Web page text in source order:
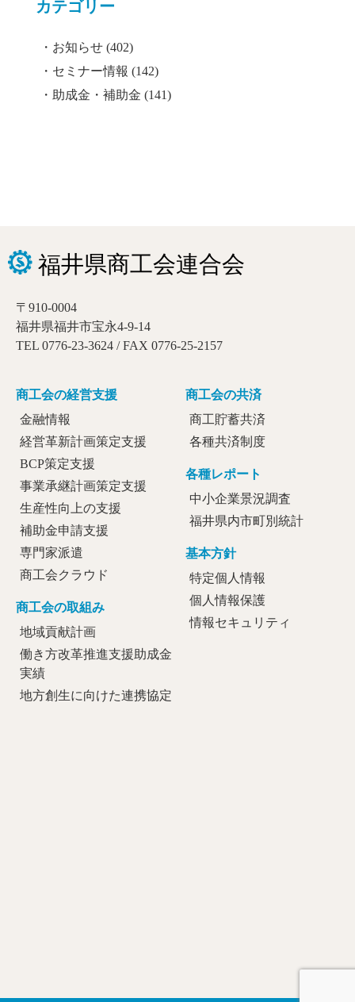
カテゴリー
お知らせ (402)
セミナー情報 (142)
助成金・補助金 (141)
〒910-0004
福井県福井市宝永4-9-14
TEL 0776-23-3624 / FAX 0776-25-2157
商工会の経営支援
金融情報
経営革新計画策定支援
BCP策定支援
事業承継計画策定支援
生産性向上の支援
補助金申請支援
専門家派遣
商工会クラウド
商工会の取組み
地域貢献計画
働き方改革推進支援助成金
実績
地方創生に向けた連携協定
商工会の共済
商工貯蓄共済
各種共済制度
各種レポート
中小企業景況調査
福井県内市町別統計
基本方針
特定個人情報
個人情報保護
情報セキュリティ